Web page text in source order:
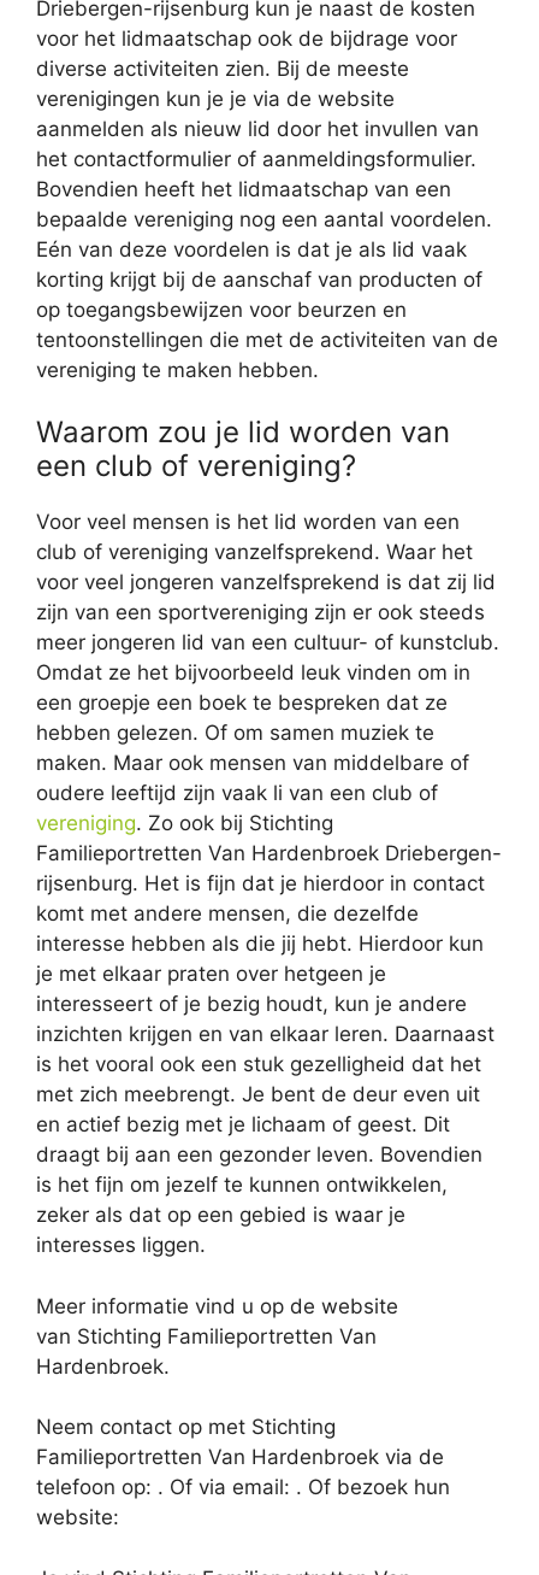
Driebergen-rijsenburg kun je naast de kosten
voor het lidmaatschap ook de bijdrage voor
diverse activiteiten zien. Bij de meeste
verenigingen kun je je via de website
aanmelden als nieuw lid door het invullen van
het contactformulier of aanmeldingsformulier.
Bovendien heeft het lidmaatschap van een
bepaalde vereniging nog een aantal voordelen.
Eén van deze voordelen is dat je als lid vaak
korting krijgt bij de aanschaf van producten of
op toegangsbewijzen voor beurzen en
tentoonstellingen die met de activiteiten van de
vereniging te maken hebben.
Waarom zou je lid worden van
een club of vereniging?
Voor veel mensen is het lid worden van een
club of vereniging vanzelfsprekend. Waar het
voor veel jongeren vanzelfsprekend is dat zij lid
zijn van een sportvereniging zijn er ook steeds
meer jongeren lid van een cultuur- of kunstclub.
Omdat ze het bijvoorbeeld leuk vinden om in
een groepje een boek te bespreken dat ze
hebben gelezen. Of om samen muziek te
maken. Maar ook mensen van middelbare of
oudere leeftijd zijn vaak li van een club of
vereniging. Zo ook bij Stichting
Familieportretten Van Hardenbroek Driebergen-
rijsenburg. Het is fijn dat je hierdoor in contact
komt met andere mensen, die dezelfde
interesse hebben als die jij hebt. Hierdoor kun
je met elkaar praten over hetgeen je
interesseert of je bezig houdt, kun je andere
inzichten krijgen en van elkaar leren. Daarnaast
is het vooral ook een stuk gezelligheid dat het
met zich meebrengt. Je bent de deur even uit
en actief bezig met je lichaam of geest. Dit
draagt bij aan een gezonder leven. Bovendien
is het fijn om jezelf te kunnen ontwikkelen,
zeker als dat op een gebied is waar je
interesses liggen.
Meer informatie vind u op de website
van Stichting Familieportretten Van
Hardenbroek.
Neem contact op met Stichting
Familieportretten Van Hardenbroek via de
telefoon op: . Of via email: . Of bezoek hun
website: